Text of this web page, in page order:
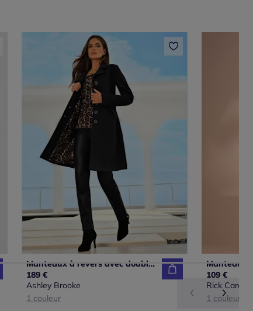
Manteaux à revers avec doublure léopard et poches rabat
189 €
Ashley Brooke
1 couleur
109 €
Rick
1 couleur